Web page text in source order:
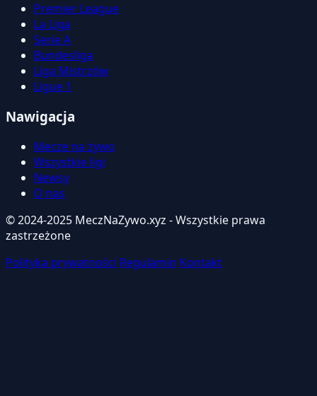
Premier League
La Liga
Serie A
Bundesliga
Liga Mistrzów
Ligue 1
Nawigacja
Mecze na żywo
Wszystkie ligi
Newsy
O nas
© 2024-2025 MeczNaZywo.xyz - Wszystkie prawa
zastrzeżone
Polityka prywatności Regulamin Kontakt